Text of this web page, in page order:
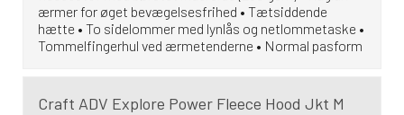
ærmer for øget bevægelsesfrihed • Tætsiddende
hætte • To sidelommer med lynlås og netlommetaske •
Tommelfingerhul ved ærmetenderne • Normal pasform
Craft ADV Explore Power Fleece Hood Jkt M